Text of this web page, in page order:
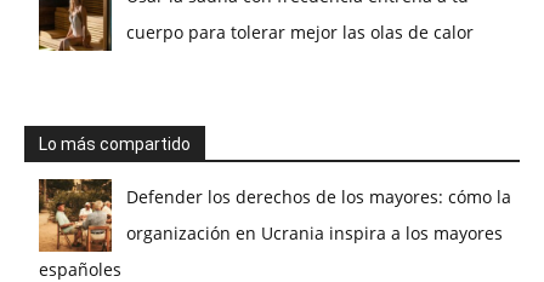
cuerpo para tolerar mejor las olas de calor
Lo más compartido
Defender los derechos de los mayores: cómo la
organización en Ucrania inspira a los mayores
españoles